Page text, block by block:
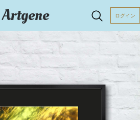
Artgene ログイン